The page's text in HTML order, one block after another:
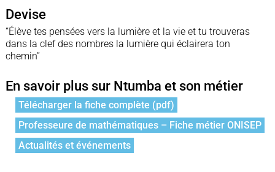
Devise
“Élève tes pensées vers la lumière et la vie et tu trouveras
dans la clef des nombres la lumière qui éclairera ton
chemin”
En savoir plus sur Ntumba et son métier
Télécharger la fiche complète (pdf)
Professeure de mathématiques – Fiche métier ONISEP
Actualités et événements